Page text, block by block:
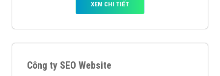
XEM CHI TIẾT
Công ty SEO Website